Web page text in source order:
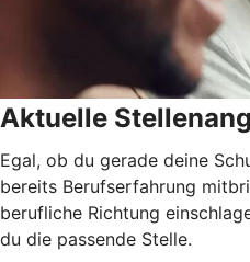
Aktuelle
Egal, ob du gerade deine
bereits Berufserfahrung
berufliche Richtung
du die passende Stelle.